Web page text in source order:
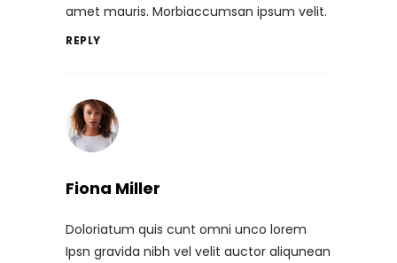
amet mauris. Morbiaccumsan ipsum velit.
REPLY
Fiona Miller
Doloriatum quis cunt omni unco lorem
Ipsn gravida nibh vel velit auctor aliqunean